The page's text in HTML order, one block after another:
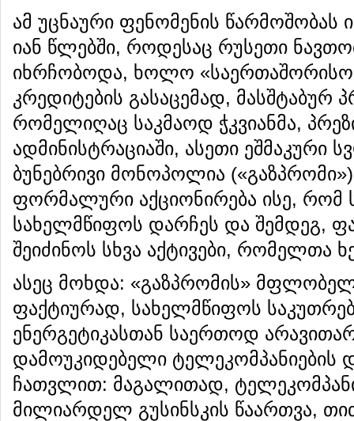
ამ უცნაური ფენომენის წარმოშობას
იან წლებში, როდესაც რუსეთი
იხრჩობოდა, ხოლო
კრედიტების გასაცემად, მასშტაბურ
რომელიღაც საკმაოდ ჭკვიანმა,
ადმინისტრაციაში, ასეთი ეშმაკური
ბუნებრივი მონოპოლია
ფორმალური აქციონირება ისე, რომ
სახელმწიფოს დარჩეს და შემდეგ,
შეიძინოს სხვა აქტივები, რომელთა
ასეც მოხდა: «გაზპრომის»
ფაქტიურად, სახელმწიფოს
ენერგეტიკასთან საერთოდ
დამოუკიდებელი ტელეკომპანიების
ჩათვლით: მაგალითად,
მილიარდელ გუსინსკის წაართვა,